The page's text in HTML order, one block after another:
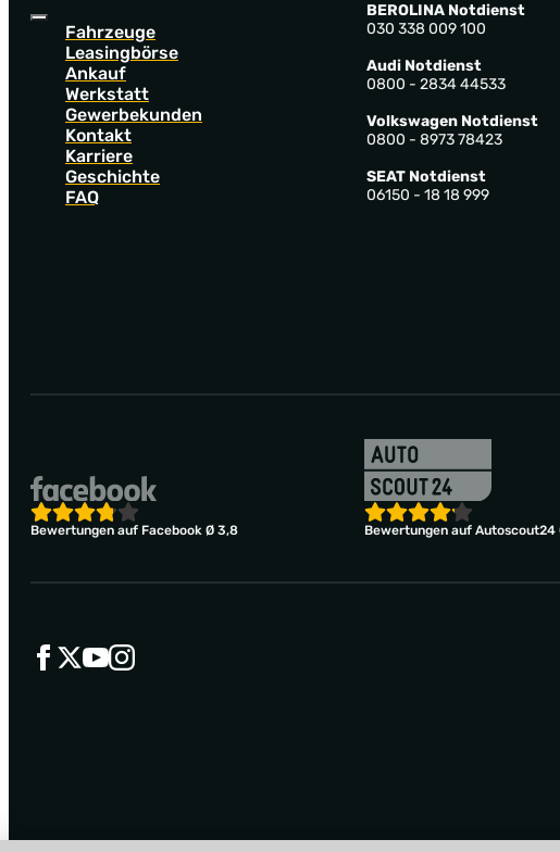
Fahrzeuge
Leasingbörse
Ankauf
Werkstatt
Gewerbekunden
Kontakt
Karriere
Geschichte
FAQ
BEROLINA Notdienst
030 338 009 100
Audi Notdienst
0800 - 2834 44533
Volkswagen Notdienst
0800 - 8973 78423
SEAT Notdienst
06150 - 18 18 999
Bewertungen auf Facebook Ø 3,8 Bewertungen auf Autoscout24